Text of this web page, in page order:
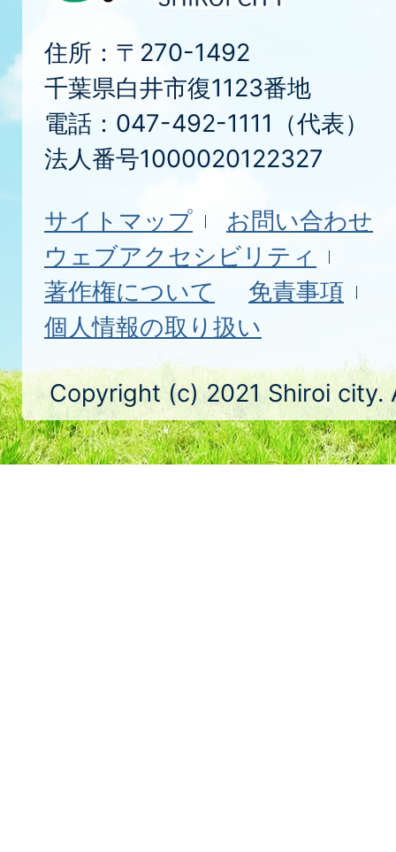
住所：〒270-1492
千葉県白井市復1123番地
電話：047-492-1111（代表）
法人番号1000020122327
サイトマップ
お問い合わせ
ウェブアクセシビリティ
著作権について
免責事項
個人情報の取り扱い
Copyright (c) 2021 Shiroi city.